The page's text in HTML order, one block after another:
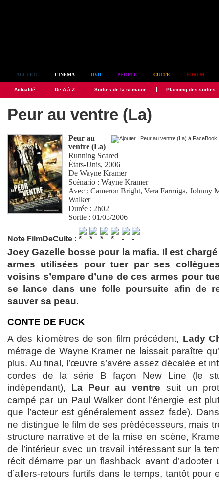
ACCUEIL CINÉMA DVD PEOPLE CULTE FORUM
Actualité De A à Z Sorties de la semaine Planning des sorties
Peur au ventre (La)
Peur au
ventre (La)
Running Scared
États-Unis, 2006
DeWayne Kramer
Scénario :Wayne Kramer
Avec :Cameron Bright,Vera Farmiga,Johnny
Walker
Durée : 2h02
Sortie : 01/03/2006
Note FilmDeCulte :
Joey Gazelle bosse pour la mafia. Il est
armes utilisées pour tuer par ses
voisins s’empare d’une de ces armes pour
se lance dans une folle poursuite afin de
sauver sa peau.
CONTE DE FUCK
A des kilomètres de son film précédent, Lady
métrage de Wayne Kramer ne laissait paraître
plus. Au final, l’œuvre s’avère assez décalée et
cordes de la série B façon New Line (le
indépendant), La Peur au ventre suit un
campé par un Paul Walker dont l’énergie est
que l’acteur est généralement assez fade).
ne distingue le film de ses prédécesseurs, mais
structure narrative et de la mise en scène,
de l’intérieur avec un travail intéressant sur la
récit démarre par un flashback avant d’adopter
d’allers-retours furtifs dans le temps, tantôt pour